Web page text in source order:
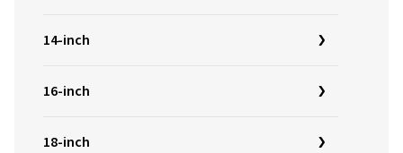
14-inch
16-inch
18-inch